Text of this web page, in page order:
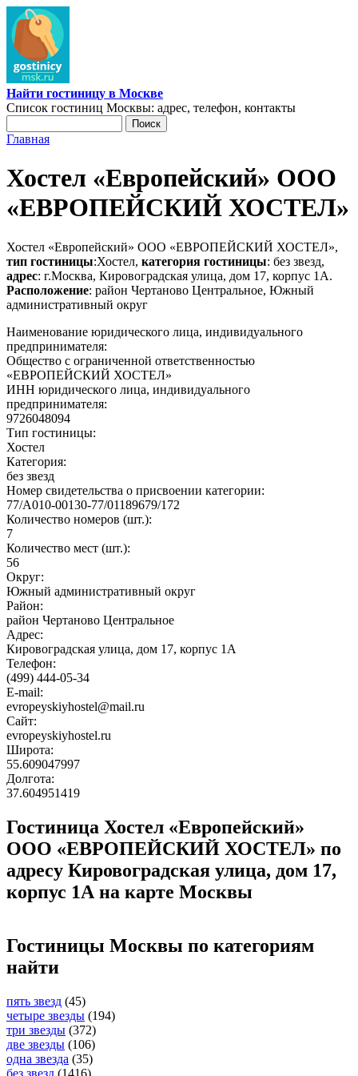
Перейти к основному содержанию
Найти гостиницу в Москве
Список гостиниц Москвы: адрес, телефон, контакты
Форма поиска
Главная
Хостел «Европейский» ООО
«ЕВРОПЕЙСКИЙ ХОСТЕЛ»
Хостел «Европейский» ООО «ЕВРОПЕЙСКИЙ ХОСТЕЛ»,
тип гостиницы:Хостел, категория гостиницы: без звезд,
адрес: г.Москва, Кировоградская улица, дом 17, корпус 1А.
Расположение: район Чертаново Центральное, Южный
административный округ
Наименование юридического лица, индивидуального
предпринимателя:
Общество с ограниченной ответственностью
«ЕВРОПЕЙСКИЙ ХОСТЕЛ»
ИНН юридического лица, индивидуального
предпринимателя:
9726048094
Тип гостиницы:
Хостел
Категория:
без звезд
Номер свидетельства о присвоении категории:
77/А010-00130-77/01189679/172
Количество номеров (шт.):
7
Количество мест (шт.):
56
Округ:
Южный административный округ
Район:
район Чертаново Центральное
Адрес:
Кировоградская улица, дом 17, корпус 1А
Телефон:
(499) 444-05-34
E-mail:
evropeyskiyhostel@mail.ru
Сайт:
evropeyskiyhostel.ru
Широта:
55.609047997
Долгота:
37.604951419
Гостиница Хостел «Европейский»
ООО «ЕВРОПЕЙСКИЙ ХОСТЕЛ» по
адресу Кировоградская улица, дом 17,
корпус 1А на карте Москвы
Гостиницы Москвы по категориям
найти
пять звезд (45)
четыре звезды (194)
три звезды (372)
две звезды (106)
одна звезда (35)
без звезд (1416)